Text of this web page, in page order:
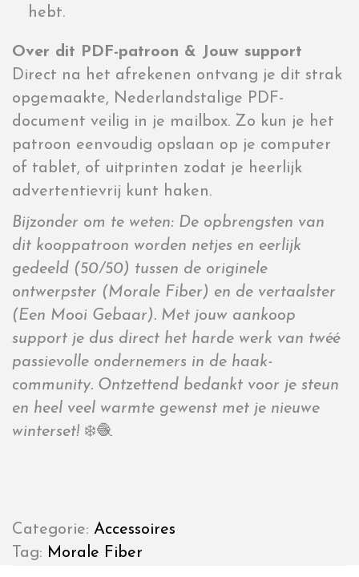
hebt.
Over dit PDF-patroon & Jouw support
Direct na het afrekenen ontvang je dit strak
opgemaakte, Nederlandstalige PDF-
document veilig in je mailbox. Zo kun je het
patroon eenvoudig opslaan op je computer
of tablet, of uitprinten zodat je heerlijk
advertentievrij kunt haken.
Bijzonder om te weten: De opbrengsten van
dit kooppatroon worden netjes en eerlijk
gedeeld (50/50) tussen de originele
ontwerpster (Morale Fiber) en de vertaalster
(Een Mooi Gebaar). Met jouw aankoop
support je dus direct het harde werk van twéé
passievolle ondernemers in de haak-
community. Ontzettend bedankt voor je steun
en heel veel warmte gewenst met je nieuwe
winterset! ❄️🧶
Categorie: Accessoires
Tag: Morale Fiber